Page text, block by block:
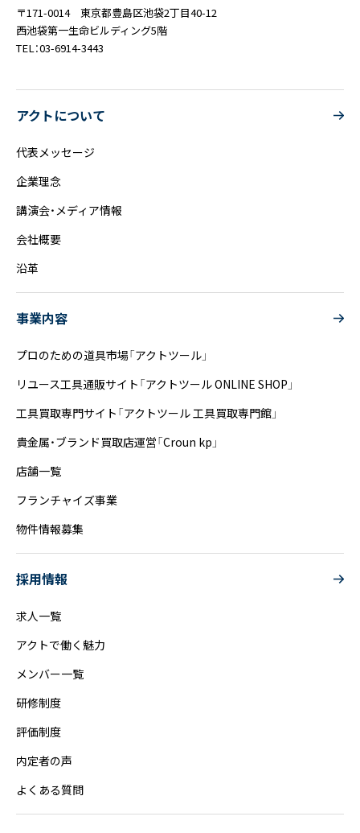
〒171-0014 東京都豊島区池袋2丁目40-12
西池袋第一生命ビルディング5階
TEL：03-6914-3443
アクトについて
代表メッセージ
企業理念
講演会・メディア情報
会社概要
沿革
事業内容
プロのための道具市場「アクトツール」
リユース工具通販サイト「アクトツール ONLINE SHOP」
工具買取専門サイト「アクトツール 工具買取専門館」
貴金属・ブランド買取店運営「Croun kp」
店舗一覧
フランチャイズ事業
物件情報募集
採用情報
求人一覧
アクトで働く魅力
メンバー一覧
研修制度
評価制度
内定者の声
よくある質問